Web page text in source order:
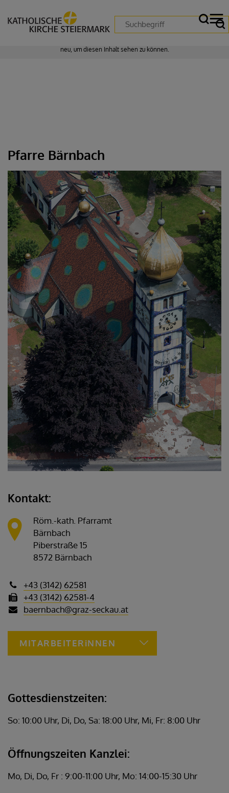
Zustimmung erforderlich!
neu, um diesen Inhalt sehen zu können.
Pfarre Bärnbach
Kontakt:
Röm.-kath. Pfarramt
Bärnbach
Piberstraße 15
8572 Bärnbach
+43 (3142) 62581
+43 (3142) 62581-4
baernbach@graz-seckau.at
MITARBEITERiNNEN
Gottesdienstzeiten:
So: 10:00 Uhr, Di, Do, Sa: 18:00 Uhr, Mi, Fr: 8:00 Uhr
Öffnungszeiten Kanzlei:
Mo, Di, Do, Fr : 9:00-11:00 Uhr, Mo: 14:00-15:30 Uhr